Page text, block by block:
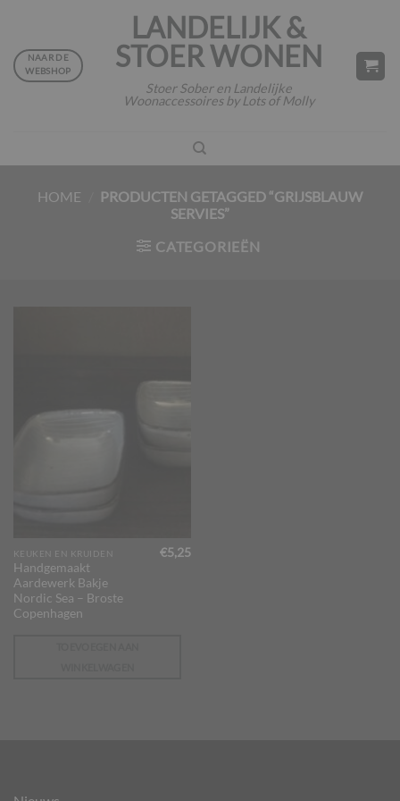
inhoud
LANDELIJK &
STOER WONEN
Stoer Sober en Landelijke
Woonaccessoires by Lots of Molly
NAAR DE
WEBSHOP
HOME
PRODUCTEN GETAGGED “GRIJSBLAUW
SERVIES”
CATEGORIEËN
KEUKEN EN KRUIDEN
Handgemaakt
Aardewerk Bakje
Nordic Sea – Broste
Copenhagen
€5,25